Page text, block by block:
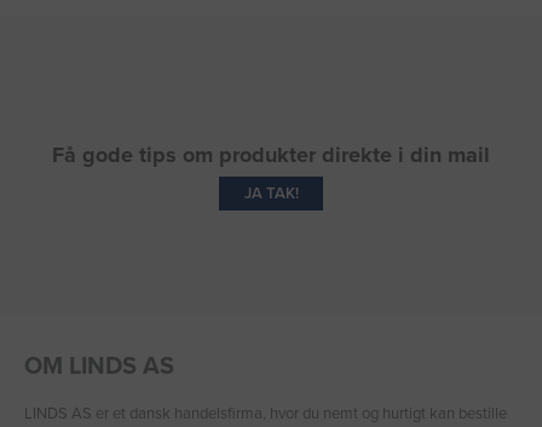
Få gode tips om produkter direkte i din mail
JA TAK!
OM LINDS AS
LINDS AS er et dansk handelsfirma, hvor du nemt og hurtigt kan bestille